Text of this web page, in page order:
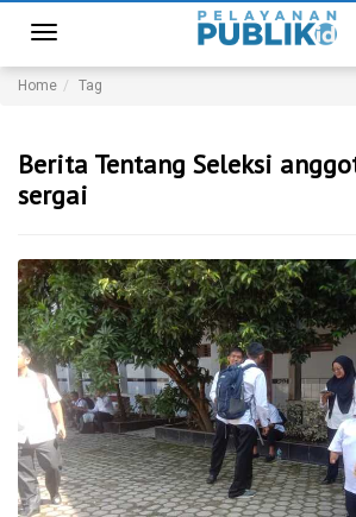
Toggle
navigation
Home Tag
Berita Tentang Seleksi
sergai